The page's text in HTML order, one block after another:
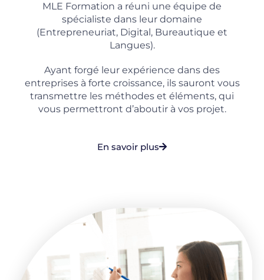
MLE Formation a réuni une équipe de
spécialiste dans leur domaine
(Entrepreneuriat, Digital, Bureautique et
Langues).
Ayant forgé leur expérience dans des
entreprises à forte croissance, ils sauront vous
transmettre les méthodes et éléments, qui
vous permettront d’aboutir à vos projet.
En savoir plus